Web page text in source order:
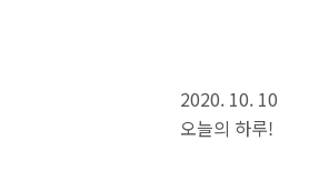
2020. 10. 10
오늘의 하루!